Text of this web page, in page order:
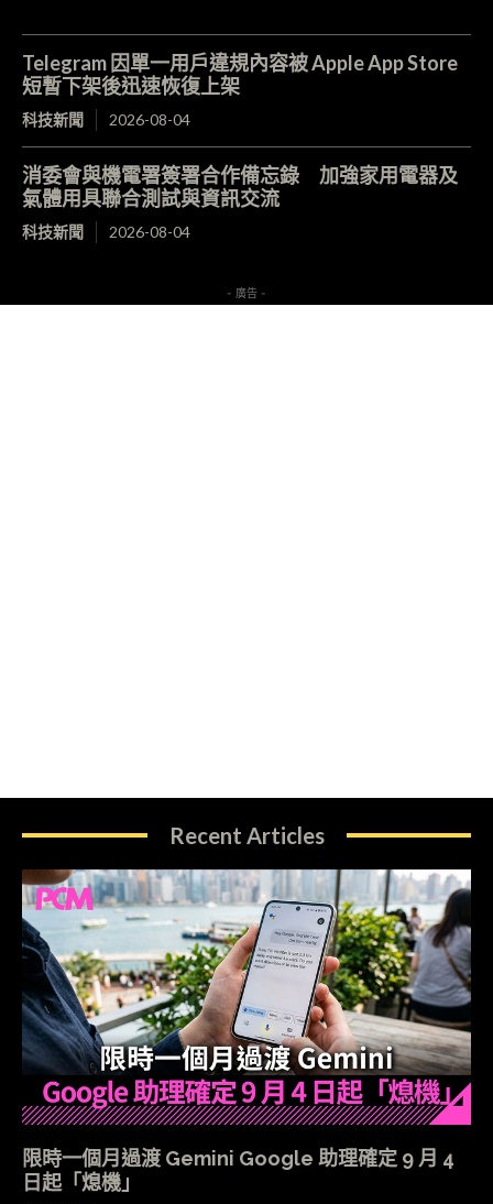
Telegram 因單一用戶違規內容被 Apple App Store
短暫下架後迅速恢復上架
科技新聞 2026-08-04
消委會與機電署簽署合作備忘錄 加強家用電器及
氣體用具聯合測試與資訊交流
科技新聞 2026-08-04
- 廣告 -
Recent Articles
限時一個月過渡 Gemini Google 助理確定 9 月 4
日起「熄機」